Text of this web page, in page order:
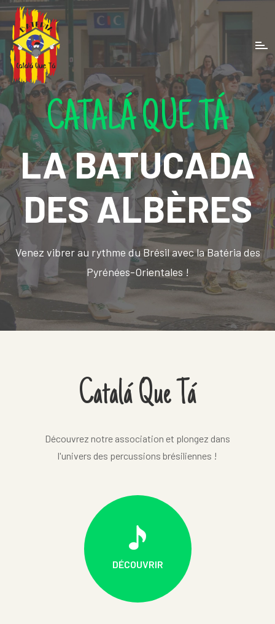
CATALÁ QUE TÁ
LA BATUCADA
DES ALBÈRES
Venez vibrer au rythme du Brésil avec la Batéria des
Pyrénées-Orientales !
Catalá Que Tá
Découvrez notre association et plongez dans
l'univers des percussions brésiliennes !
DÉCOUVRIR